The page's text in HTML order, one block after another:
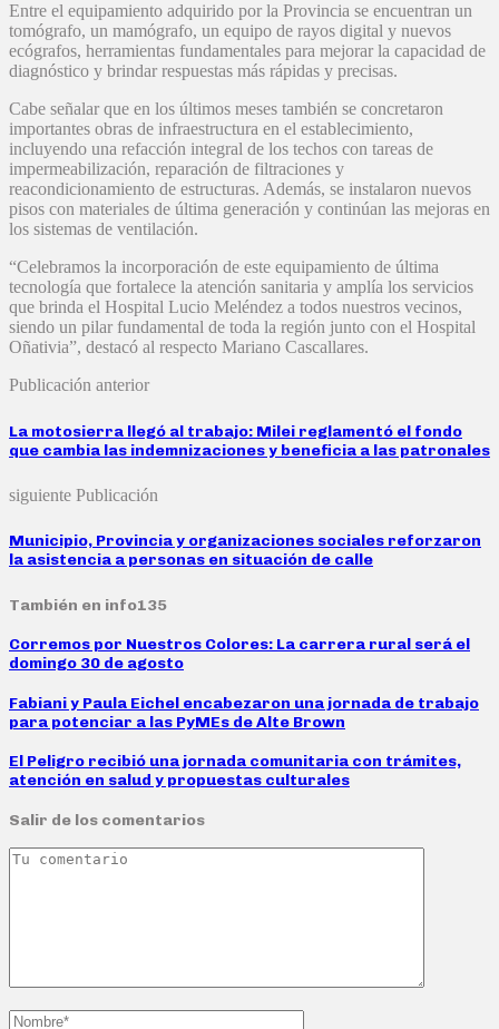
Entre el equipamiento adquirido por la Provincia se encuentran un
tomógrafo, un mamógrafo, un equipo de rayos digital y nuevos
ecógrafos, herramientas fundamentales para mejorar la capacidad de
diagnóstico y brindar respuestas más rápidas y precisas.
Cabe señalar que en los últimos meses también se concretaron
importantes obras de infraestructura en el establecimiento,
incluyendo una refacción integral de los techos con tareas de
impermeabilización, reparación de filtraciones y
reacondicionamiento de estructuras. Además, se instalaron nuevos
pisos con materiales de última generación y continúan las mejoras en
los sistemas de ventilación.
“Celebramos la incorporación de este equipamiento de última
tecnología que fortalece la atención sanitaria y amplía los servicios
que brinda el Hospital Lucio Meléndez a todos nuestros vecinos,
siendo un pilar fundamental de toda la región junto con el Hospital
Oñativia”, destacó al respecto Mariano Cascallares.
Publicación anterior
La motosierra llegó al trabajo: Milei reglamentó el fondo
que cambia las indemnizaciones y beneficia a las patronales
siguiente Publicación
Municipio, Provincia y organizaciones sociales reforzaron
la asistencia a personas en situación de calle
También en info135
Corremos por Nuestros Colores: La carrera rural será el
domingo 30 de agosto
Fabiani y Paula Eichel encabezaron una jornada de trabajo
para potenciar a las PyMEs de Alte Brown
El Peligro recibió una jornada comunitaria con trámites,
atención en salud y propuestas culturales
Salir de los comentarios